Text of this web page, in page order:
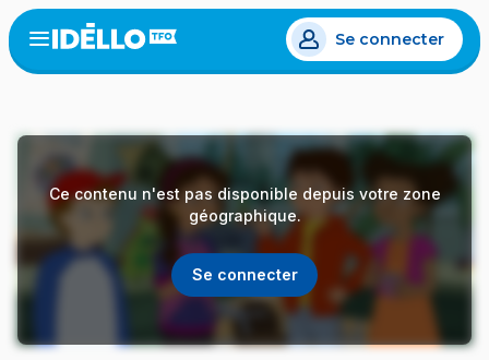
Aller
au
contenu
Open
menu
Se connecter
Ce contenu n'est pas disponible depuis votre zone
géographique.
Se connecter